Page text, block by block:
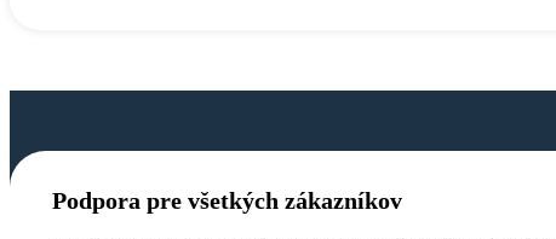
Podpora pre všetkých zákazníkov